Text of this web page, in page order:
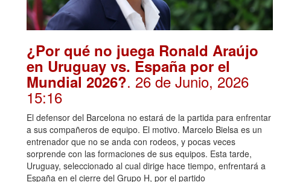
¿Por qué no juega Ronald Araújo
en Uruguay vs. España por el
Mundial 2026?. 26 de Junio, 2026
15:16
El defensor del Barcelona no estará de la partida para enfrentar
a sus compañeros de equipo. El motivo. Marcelo Bielsa es un
entrenador que no se anda con rodeos, y pocas veces
sorprende con las formaciones de sus equipos. Esta tarde,
Uruguay, seleccionado al cual dirige hace tiempo, enfrentará a
España en el cierre del Grupo H, por el partido